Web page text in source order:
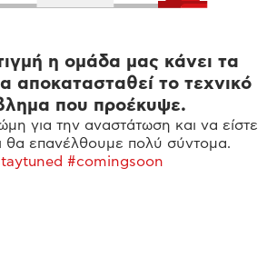
η ομάδα μας κάνει τα
αποκατασταθεί το τεχνικό
που προέκυψε.
για την αναστάτωση και να είστε
θα επανέλθουμε πολύ σύντομα.
#comingsoon